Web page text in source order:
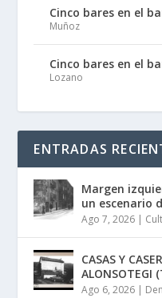
Cinco bares en el
Muñoz
Cinco bares en el
Lozano
ENTRADAS
Margen
un escenario
Ago 7, 2026 |
CASAS Y
ALONSOTEGI
Ago 6, 2026 |